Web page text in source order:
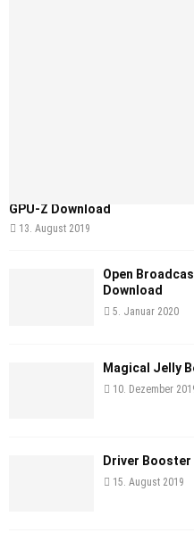
GPU-Z Download
13. August 2019
Open
Download
5. Januar 2020
Magical Jelly
10. Dezember
Driver Booster
15. August 2019